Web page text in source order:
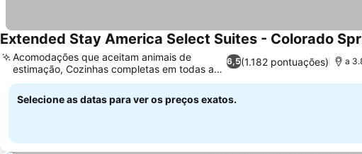
Extended Stay America Select Suites - Colorado
6,5(1.182 pontuações)
Acomodações que aceitam animais de
estimação, Cozinhas completas em todas as
suítes
a
Selecione as datas para ver os preços exatos.